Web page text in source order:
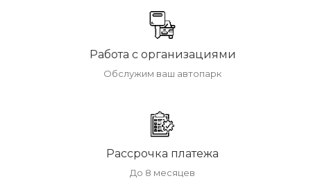
Работа с организациями
Обслужим ваш автопарк
Рассрочка платежа
До 8 месяцев